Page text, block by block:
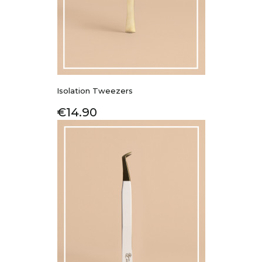
Isolation Tweezers
Price
€14.90